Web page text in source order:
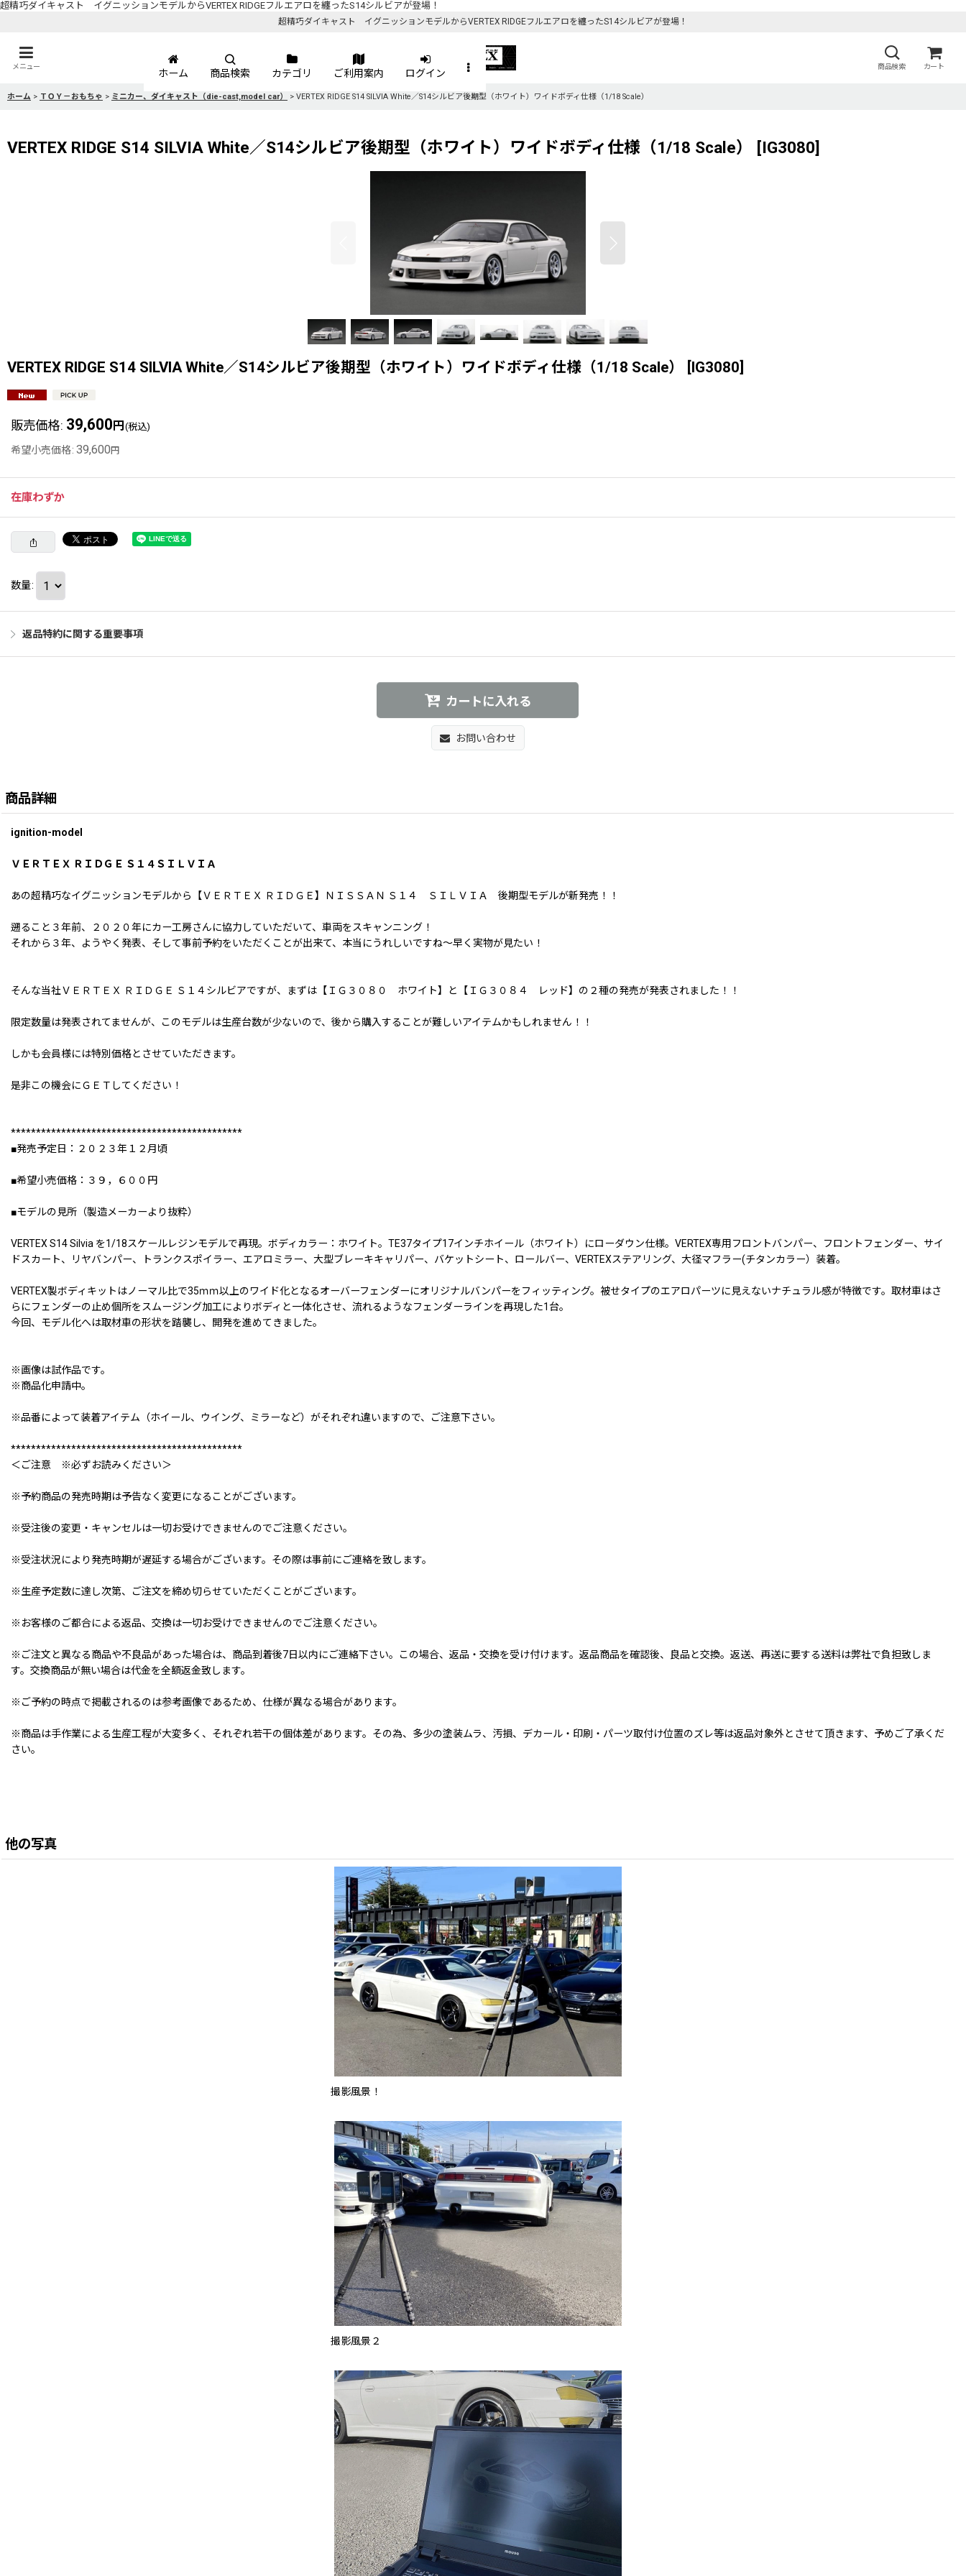
超精巧ダイキャスト イグニッションモデルからVERTEX RIDGEフルエアロを纏ったS14シルビアが登場！
超精巧ダイキャスト イグニッションモデルからVERTEX RIDGEフルエアロを纏ったS14シルビアが登場！
メニュー 商品検索 カート
ホーム 商品検索 カテゴリ ご利用案内 ログイン
ホーム > ＴＯＹ－おもちゃ > ミニカー、ダイキャスト（die-cast,model car） > VERTEX RIDGE S14 SILVIA White／S14シルビア後期型（ホワイト）ワイドボディ仕様（1/18 Scale）
VERTEX RIDGE S14 SILVIA White／S14シルビア後期型（ホワイト）ワイドボディ仕様（1/18 Scale） [IG3080]
VERTEX RIDGE S14 SILVIA White／S14シルビア後期型（ホワイト）ワイドボディ仕様（1/18 Scale） [IG3080]
販売価格: 39,600 円 (税込)
希望小売価格: 39,600 円
在庫わずか
数量:
返品特約に関する重要事項
カートに入れる
お問い合わせ
商品詳細
ignition-model
ＶＥＲＴＥＸ ＲＩＤＧＥ Ｓ１４ＳＩＬＶＩＡ
あの超精巧なイグニッションモデルから【ＶＥＲＴＥＸ ＲＩＤＧＥ】ＮＩＳＳＡＮ Ｓ１４ ＳＩＬＶＩＡ 後期型モデルが新発売！！
遡ること３年前、２０２０年にカー工房さんに協力していただいて、車両をスキャンニング！
それから３年、ようやく発表、そして事前予約をいただくことが出来て、本当にうれしいですね〜早く実物が見たい！
そんな当社ＶＥＲＴＥＸ ＲＩＤＧＥ Ｓ１４シルビアですが、まずは【ＩＧ３０８０ ホワイト】と【ＩＧ３０８４ レッド】の２種の発売が発表されました！！
限定数量は発表されてませんが、このモデルは生産台数が少ないので、後から購入することが難しいアイテムかもしれません！！
しかも会員様には特別価格とさせていただきます。
是非この機会にＧＥＴしてください！
**********************************************
■発売予定日：２０２３年１２月頃
■希望小売価格：３９，６００円
■モデルの見所（製造メーカーより抜粋）
VERTEX S14 Silvia を1/18スケールレジンモデルで再現。ボディカラー：ホワイト。TE37タイプ17インチホイール（ホワイト）にローダウン仕様。VERTEX専用フロントバンパー、フロントフェンダー、サイ
ドスカート、リヤバンパー、トランクスポイラー、エアロミラー、大型ブレーキキャリパー、バケットシート、ロールバー、VERTEXステアリング、大径マフラー(チタンカラー）装着。
VERTEX製ボディキットはノーマル比で35ｍｍ以上のワイド化となるオーバーフェンダーにオリジナルバンパーをフィッティング。被せタイプのエアロパーツに見えないナチュラル感が特徴です。取材車はさ
らにフェンダーの止め個所をスムージング加工によりボディと一体化させ、流れるようなフェンダーラインを再現した1台。
今回、モデル化へは取材車の形状を踏襲し、開発を進めてきました。
※画像は試作品です。
※商品化申請中。
※品番によって装着アイテム（ホイール、ウイング、ミラーなど）がそれぞれ違いますので、ご注意下さい。
**********************************************
＜ご注意 ※必ずお読みください＞
※予約商品の発売時期は予告なく変更になることがございます。
※受注後の変更・キャンセルは一切お受けできませんのでご注意ください。
※受注状況により発売時期が遅延する場合がございます。その際は事前にご連絡を致します。
※生産予定数に達し次第、ご注文を締め切らせていただくことがございます。
※お客様のご都合による返品、交換は一切お受けできませんのでご注意ください。
※ご注文と異なる商品や不良品があった場合は、商品到着後7日以内にご連絡下さい。この場合、返品・交換を受け付けます。返品商品を確認後、良品と交換。返送、再送に要する送料は弊社で負担致しま
す。交換商品が無い場合は代金を全額返金致します。
※ご予約の時点で掲載されるのは参考画像であるため、仕様が異なる場合があります。
※商品は手作業による生産工程が大変多く、それぞれ若干の個体差があります。その為、多少の塗装ムラ、汚損、デカール・印刷・パーツ取付け位置のズレ等は返品対象外とさせて頂きます、予めご了承くだ
さい。
他の写真
撮影風景！
撮影風景２